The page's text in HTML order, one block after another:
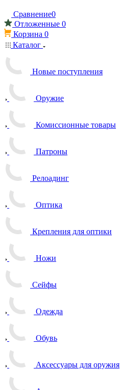
Сравнение0
Отложенные 0
Корзина 0
Каталог
Новые поступления
Оружие
Комиссионные товары
Патроны
Релоадинг
Оптика
Крепления для оптики
Ножи
Сейфы
Одежда
Обувь
Аксессуары для оружия